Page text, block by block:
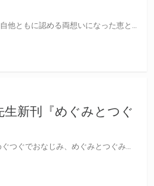
新刊『めぐみとつぐ